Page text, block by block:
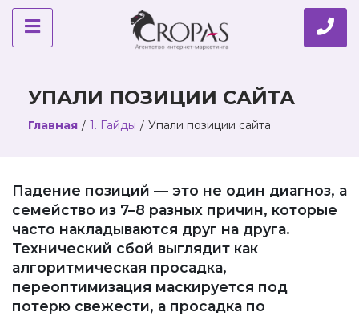
УПАЛИ ПОЗИЦИИ САЙТА
Главная / 1. Гайды / Упали позиции сайта
Падение позиций — это не один диагноз, а
семейство из 7–8 разных причин, которые
часто накладываются друг на друга.
Технический сбой выглядит как
алгоритмическая просадка,
переоптимизация маскируется под
потерю свежести, а просадка по